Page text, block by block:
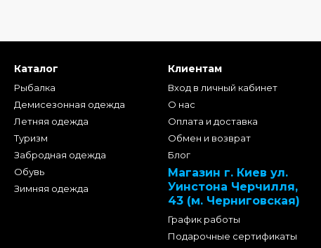
Каталог
Рыбалка
Демисезонная одежда
Летняя одежда
Туризм
Забродная одежда
Обувь
Зимняя одежда
Клиентам
Вход в личный кабинет
О нас
Оплата и доставка
Обмен и возврат
Блог
Магазин г. Киев ул.
Уинстона Черчилля,
43 (м. Черниговская)
График работы
Подарочные сертификаты